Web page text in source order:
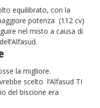
equilibrato, con la
potenza (112 cv)
nel misto a causa di
la migliore.
scelto l‘Alfasud TI
del biscione era